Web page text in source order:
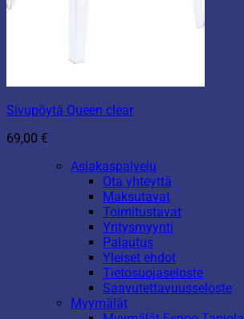
Sivupöytä Queen clear
69,00 €
Asiakaspalvelu
Ota yhteyttä
Maksutavat
Toimitustavat
Yritysmyynti
Palautus
Yleiset ehdot
Tietosuojaseloste
Saavutettavuusseloste
Myymälät